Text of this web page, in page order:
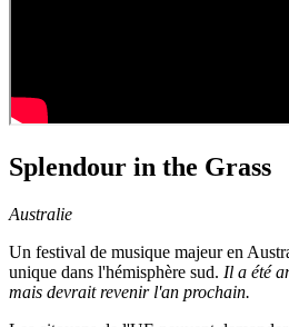
Splendour in the Grass
Australie
Un festival de musique majeur en
unique dans l'hémisphère sud. Il a été
mais devrait revenir l'an prochain.